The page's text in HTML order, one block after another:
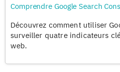
Comprendre Google Search
Découvrez comment utiliser
surveiller quatre indicateurs
web.